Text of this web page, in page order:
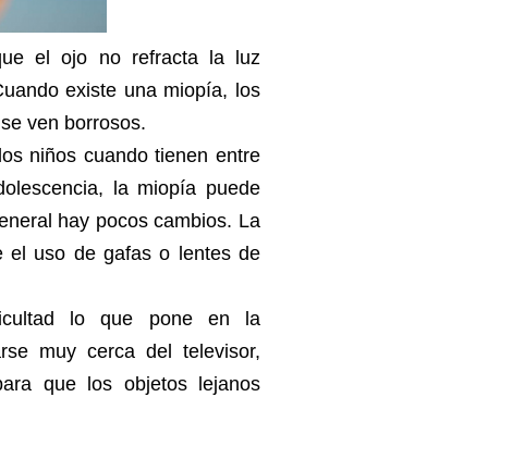
el ojo no refracta la luz
existe una miopía, los
ven borrosos.
niños cuando tienen entre
la miopía puede
hay pocos cambios. La
el uso de gafas o lentes de
lo que pone en la
muy cerca del televisor,
que los objetos lejanos